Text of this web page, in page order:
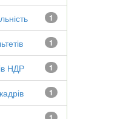
1
1
1
НДР
1